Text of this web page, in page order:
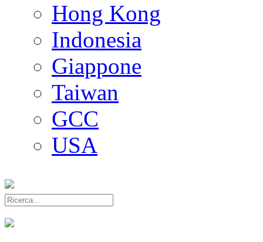
Hong Kong
Indonesia
Giappone
Taiwan
GCC
USA